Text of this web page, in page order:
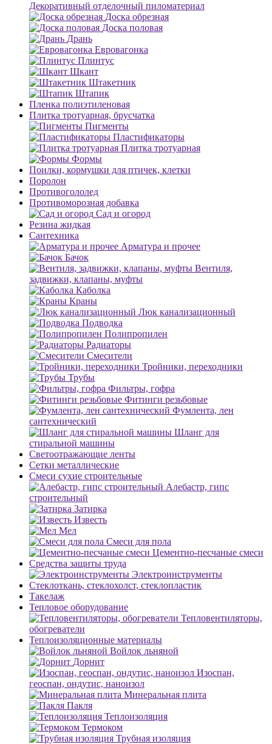
Декоративный отделочный пиломатериал
Доска обрезная
Доска половая
Дрань
Евровагонка
Плинтус
Шкант
Штакетник
Штапик
Пленка полиэтиленовая
Плитка тротуарная, брусчатка
Пигменты
Пластификаторы
Плитка тротуарная
Формы
Поилки, кормушки для птичек, клетки
Поролон
Противогололед
Противоморозная добавка
Сад и огород
Резина жидкая
Сантехника
Арматура и прочее
Бачок
Вентиля,
задвижки, клапаны, муфты
Каболка
Краны
Люк канализационный
Подводка
Полипропилен
Радиаторы
Смесители
Тройники, переходники
Трубы
Фильтры, гофра
Фитинги резьбовые
Фумлента, лен
сантехнический
Шланг для
стиральной машины
Светоотражающие ленты
Сетки металлические
Смеси сухие строительные
Алебастр, гипс
строительный
Затирка
Известь
Мел
Смеси для пола
Цементно-песчаные смеси
Средства защиты труда
Электроинструменты
Стеклоткань, стеклохолст, стеклопластик
Такелаж
Тепловое оборудование
Тепловентиляторы,
обогреватели
Теплоизоляционные материалы
Войлок льняной
Дорнит
Изоспан,
геоспан, ондутис, наноизол
Минеральная плита
Пакля
Теплоизоляция
Термоком
Трубная изоляция